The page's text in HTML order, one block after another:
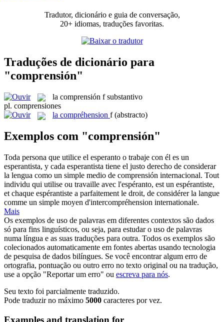
Tradutor, dicionário e guia de conversação,
20+ idiomas, traduções favoritas.
Traduções de dicionário para
"comprensión"
la comprensión f substantivo
pl. comprensiones
la compréhension f (abstracto)
Exemplos com "comprensión"
Toda persona que utilice el esperanto o trabaje con él es un
esperantista, y cada esperantista tiene el justo derecho de considerar
la lengua como un simple medio de comprensión internacional. Tout
individu qui utilise ou travaille avec l'espéranto, est un espérantiste,
et chaque espérantiste a parfaitement le droit, de considérer la langue
comme un simple moyen d'intercompréhension internationale.
Mais
Os exemplos de uso de palavras em diferentes contextos são dados
só para fins linguísticos, ou seja, para estudar o uso de palavras
numa língua e as suas traduções para outra. Todos os exemplos são
colecionados automaticamente em fontes abertas usando tecnologia
de pesquisa de dados bilíngues. Se você encontrar algum erro de
ortografia, pontuação ou outro erro no texto original ou na tradução,
use a opção "Reportar um erro" ou escreva para nós.
Seu texto foi parcialmente traduzido.
Pode traduzir no máximo 5000 caracteres por vez.
Examples and translation for